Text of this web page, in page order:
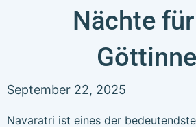
Nächte
September 22, 2025
Navaratri ist eines der